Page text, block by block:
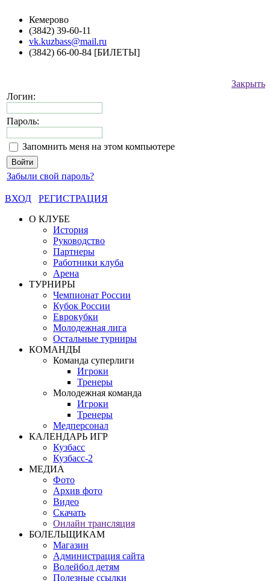
Кемерово
(3842) 39-60-11
vk.kuzbass@mail.ru
(3842) 66-00-84 [БИЛЕТЫ]
Закрыть
Логин:
Пароль:
Запомнить меня на этом компьютере
Забыли свой пароль?
ВХОД
РЕГИСТРАЦИЯ
О КЛУБЕ
История
Руководство
Партнеры
Работники клуба
Арена
ТУРНИРЫ
Чемпионат России
Кубок России
Еврокубки
Молодежная лига
Остальные турниры
КОМАНДЫ
Команда суперлиги
Игроки
Тренеры
Молодежная команда
Игроки
Тренеры
Медперсонал
КАЛЕНДАРЬ ИГР
Кузбасс
Кузбасс-2
МЕДИА
Фото
Архив фото
Видео
Скачать
Онлайн трансляция
БОЛЕЛЬЩИКАМ
Магазин
Администрация сайта
Волейбол детям
Полезные ссылки